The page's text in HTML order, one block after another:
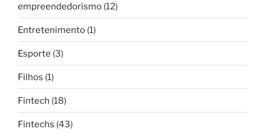
empreendedorismo (12)
Entretenimento (1)
Esporte (3)
Filhos (1)
Fintech (18)
Fintechs (43)